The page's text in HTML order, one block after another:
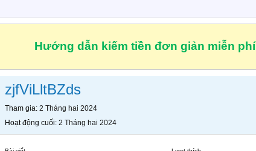
Hướng dẫn kiếm tiền đơn giản miễn phí
zjfViLltBZds
Tham gia 2 Tháng hai 2024
Hoạt động cuối 2 Tháng hai 2024